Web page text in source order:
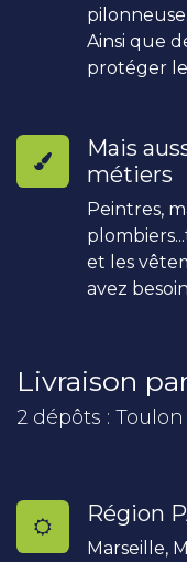
Ainsi que
protéger
Mais
métiers
Peintres,
et les
avez
Livraison
2 dépôts :
Région
Marseille,